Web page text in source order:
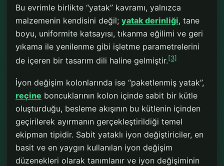
Bu evrimle birlikte “yatak” kavramı, yalnızca
malzemenin kendisini değil; yatak derinliği, tane
boyu, uniformite katsayısı, tıkanma eğilimi ve geri
yıkama ile yenilenme gibi işletme parametrelerini
de içeren bir tasarım dili haline gelmiştir.[3]
İyon değişim kolonlarında ise “paketlenmiş yatak”,
reçine boncuklarının kolon içinde sabit bir kütle
oluşturduğu, besleme akışının bu kütlenin içinden
geçirilerek ayırmanın gerçekleştirildiği temel
ekipman tipidir. Sabit yataklı iyon değiştiriciler, en
basit ve en yaygın kullanılan iyon değişim
düzenekleri olarak tanımlanır ve iyon değişiminin